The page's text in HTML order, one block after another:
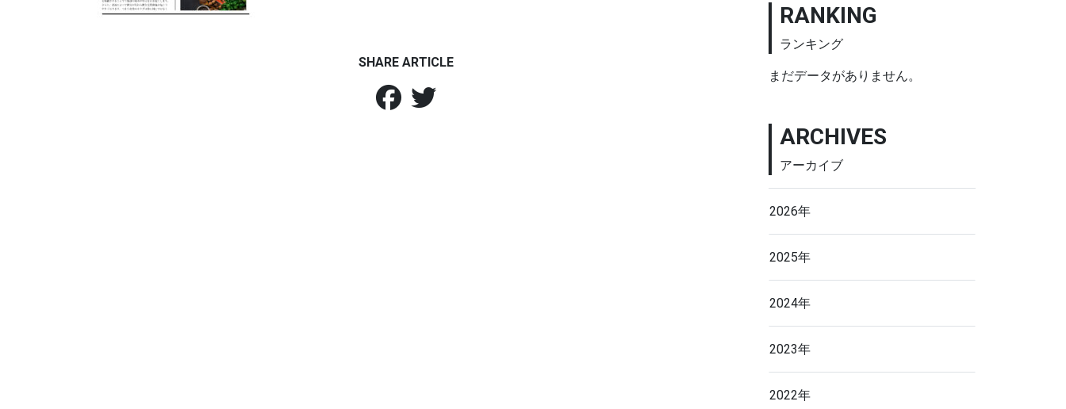
SHARE ARTICLE
RANKING
ランキング
まだデータがありません。
ARCHIVES
アーカイブ
2026年
2025年
2024年
2023年
2022年